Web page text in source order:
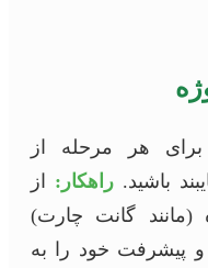
برای هر مرحله از
باشید.راهکار: از
(مانند گانت چارت)
و پیشرفت خود را به